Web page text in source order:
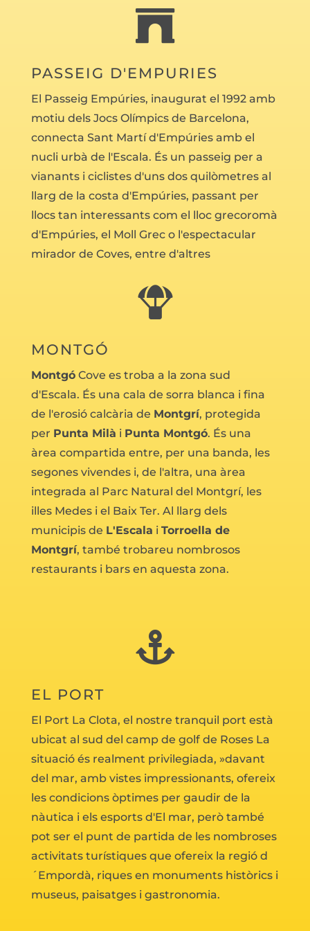

PASSEIG D'EMPURIES
El Passeig Empúries, inaugurat el 1992 amb
motiu dels Jocs Olímpics de Barcelona,
connecta Sant Martí d'Empúries amb el
nucli urbà de l'Escala. És un passeig per a
vianants i ciclistes d'uns dos quilòmetres al
llarg de la costa d'Empúries, passant per
llocs tan interessants com el lloc grecoromà
d'Empúries, el Moll Grec o l'espectacular
mirador de Coves, entre d'altres

MONTGÓ
MontgóCove es troba a la zona sud
d'Escala. És una cala de sorra blanca i fina
de l'erosió calcària de Montgrí, protegida
per Punta Milà i Punta Montgó. És una
àrea compartida entre, per una banda, les
segones vivendes i, de l'altra, una àrea
integrada al Parc Natural del Montgrí, les
illes Medes i el Baix Ter. Al llarg dels
municipis de L'Escala i Torroella de
Montgrí, també trobareu nombrosos
restaurants i bars en aquesta zona.

EL PORT
El Port La Clota, el nostre tranquil port està
ubicat al sud del camp de golf de Roses La
situació és realment privilegiada, »davant
del mar, amb vistes impressionants, ofereix
les condicions òptimes per gaudir de la
nàutica i els esports d'El mar, però també
pot ser el punt de partida de les nombroses
activitats turístiques que ofereix la regió d
´Empordà, riques en monuments històrics i
museus, paisatges i gastronomia.